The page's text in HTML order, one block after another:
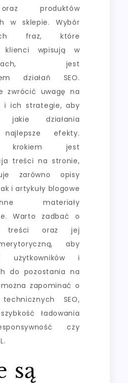
produktów
w sklepie. Wybór
fraz, które
klienci wpisują w
jest
działań SEO.
zwrócić uwagę na
i ich strategie, aby
jakie działania
najlepsze efekty.
krokiem jest
treści na stronie,
zarówno opisy
i artykuły blogowe
materiały
Warto zadbać o
treści oraz jej
aby
użytkowników i
do pozostania na
zapominać o
SEO,
ładowania
czy
są